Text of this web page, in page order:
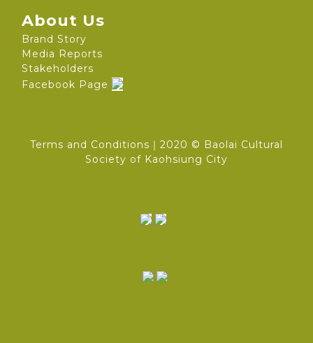
About Us
Brand Story
Media Reports
Stakeholders
Facebook Page
Terms and Conditions ｜2020 © Baolai Cultural
Society of Kaohsiung City